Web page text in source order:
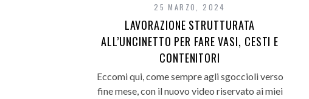
25 MARZO, 2024
LAVORAZIONE STRUTTURATA
ALL’UNCINETTO PER FARE VASI, CESTI E
CONTENITORI
Eccomi qui, come sempre agli sgoccioli verso
fine mese, con il nuovo video riservato ai miei